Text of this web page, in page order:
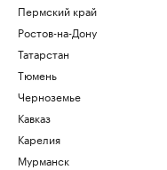
Пермский край
Ростов-на-Дону
Татарстан
Тюмень
Черноземье
Кавказ
Карелия
Мурманск